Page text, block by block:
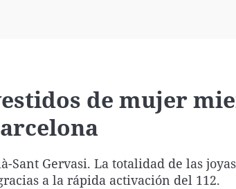
de mujer
Gervasi. La totalidad de las
a la rápida activación del 112.